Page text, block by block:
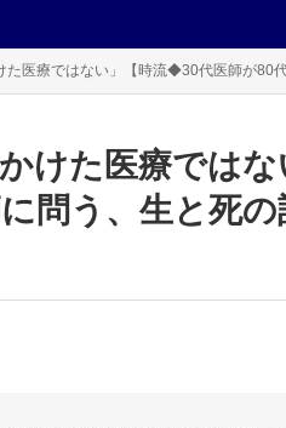
た医療ではない」【時流◆30代医師が80
かけた医療では
問う、生と死の